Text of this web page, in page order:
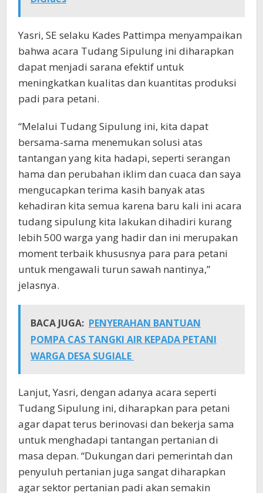
Yasri, SE selaku Kades Pattimpa menyampaikan
bahwa acara Tudang Sipulung ini diharapkan
dapat menjadi sarana efektif untuk
meningkatkan kualitas dan kuantitas produksi
padi para petani.
“Melalui Tudang Sipulung ini, kita dapat
bersama-sama menemukan solusi atas
tantangan yang kita hadapi, seperti serangan
hama dan perubahan iklim dan cuaca dan saya
mengucapkan terima kasih banyak atas
kehadiran kita semua karena baru kali ini acara
tudang sipulung kita lakukan dihadiri kurang
lebih 500 warga yang hadir dan ini merupakan
moment terbaik khususnya para para petani
untuk mengawali turun sawah nantinya,”
jelasnya.
BACA JUGA: PENYERAHAN BANTUAN
POMPA CAS TANGKI AIR KEPADA PETANI
WARGA DESA SUGIALE
Lanjut, Yasri, dengan adanya acara seperti
Tudang Sipulung ini, diharapkan para petani
agar dapat terus berinovasi dan bekerja sama
untuk menghadapi tantangan pertanian di
masa depan. “Dukungan dari pemerintah dan
penyuluh pertanian juga sangat diharapkan
agar sektor pertanian padi akan semakin